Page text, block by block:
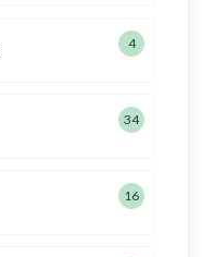
4
34
16